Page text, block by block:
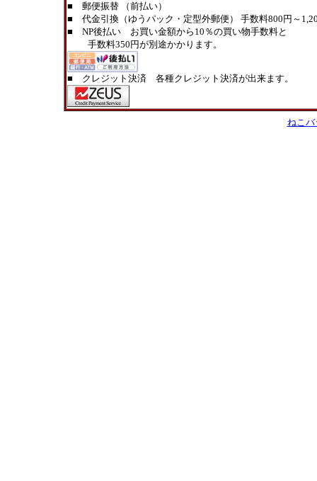
■ 郵便振替 （前払い）
■ 代金引換（ゆうパック・定型外郵便） 手数料800円～
■ NP後払い お買い金額から10％の買い物手数料と
手数料350円が別途かかります。
■ クレジット決済 各種クレジット決済が出来ます。
ねこバ